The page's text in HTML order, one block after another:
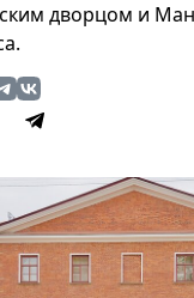
дворцом и